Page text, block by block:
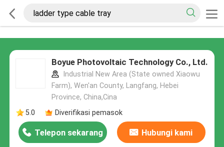
Boyue Photovoltaic Technology Co., Ltd.
Industrial New Area (State owned Xiaowu
Farm), Wen'an County, Langfang, Hebei
Province, China,Cina
5.0
Diverifikasi pemasok
Telepon sekarang Hubungi kami